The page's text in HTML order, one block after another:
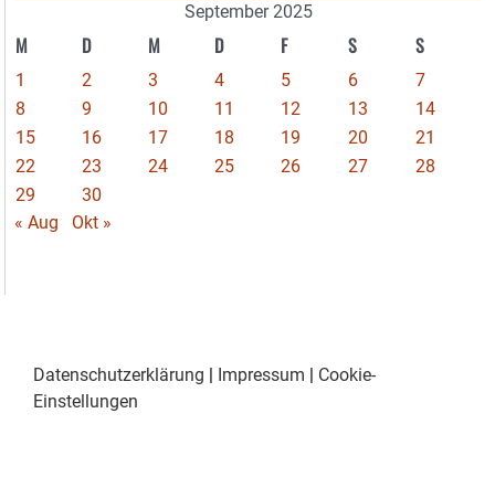
September 2025
M D M D F S S
1 2 3 4 5 6
7
8
9 10 11 12 13
14
15
16 17 18 19 20
21
22
23 24 25 26 27
28
29
30
« Aug
Okt »
Datenschutzerklärung | Impressum | Cookie-
Einstellungen